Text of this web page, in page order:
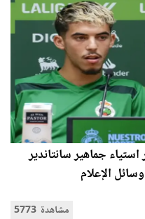
جماهير سانتاندير
الإعلام
5773 مشاهدة